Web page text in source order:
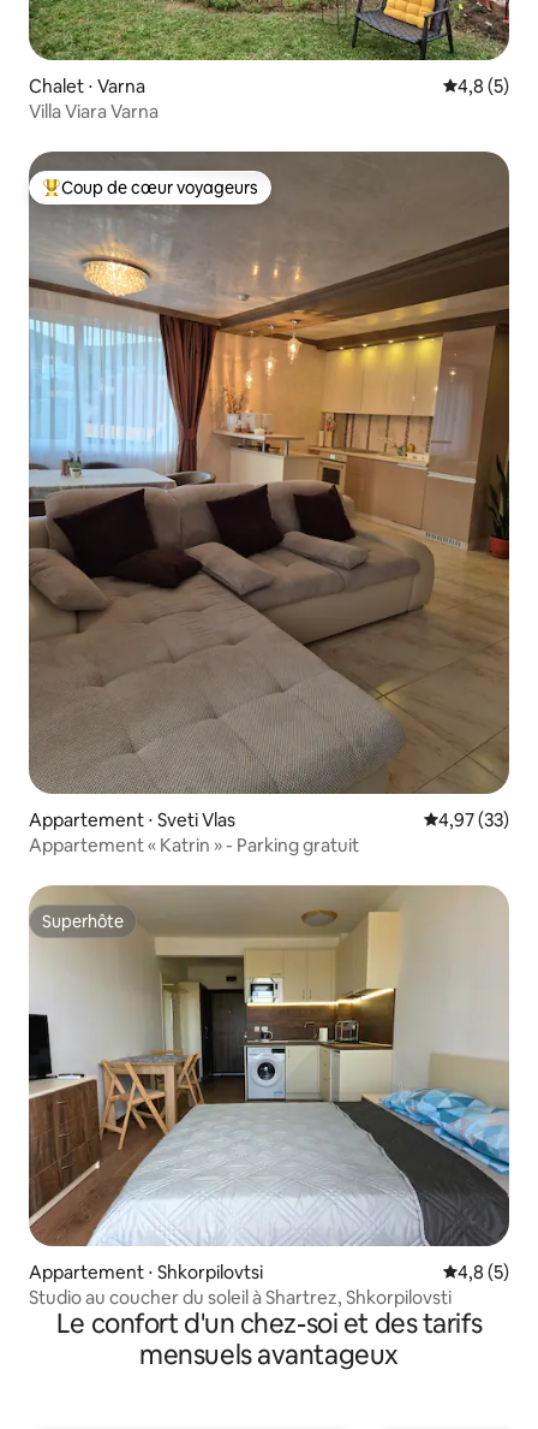
Chalet ⋅ Varna Évaluation
4,8 (5)
Villa Viara Varna
Coups de cœur voyageurs les plus appréciés
Coup de cœur voyageurs
Appartement ⋅ Sveti Vlas Évaluation
4,97 (33)
Appartement « Katrin » - Parking gratuit
Superhôte
Superhôte
Appartement ⋅ Shkorpilovtsi Évaluation
4,8 (5)
Studio au coucher du soleil à Shartrez, Shkorpilovsti
Le confort d'un chez-soi et des tarifs
mensuels avantageux